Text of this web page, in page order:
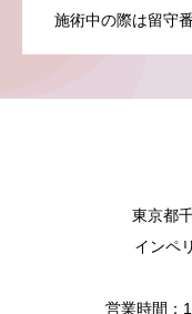
施術中の際は留守
東京都
インペ
営業時間：